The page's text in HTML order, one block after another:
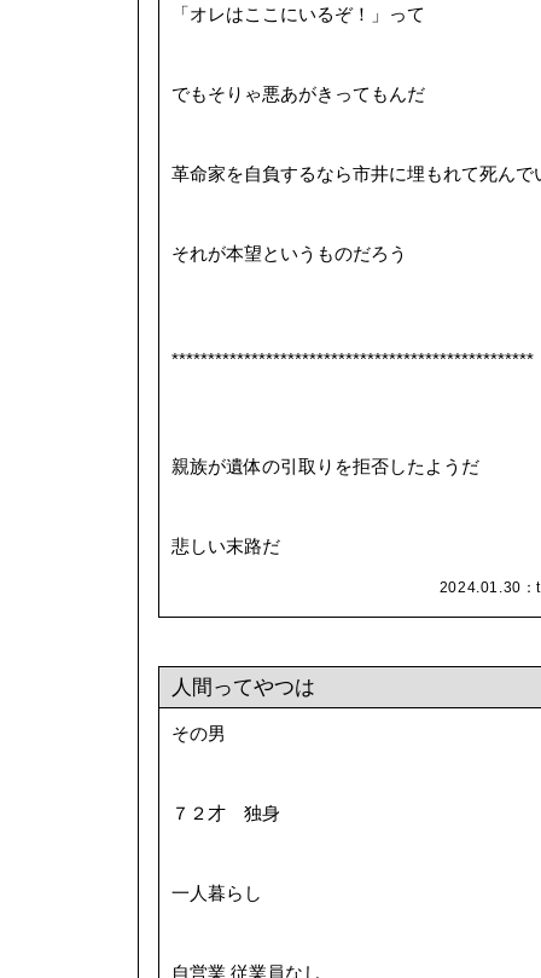
「オレはここにいるぞ！」って
でもそりゃ悪あがきってもんだ
革命家を自負するなら市井に埋もれて死んで
それが本望というものだろう
**************************************************
親族が遺体の引取りを拒否したようだ
悲しい末路だ
2024.01.30：
人間ってやつは
その男
７２才 独身
一人暮らし
自営業 従業員なし